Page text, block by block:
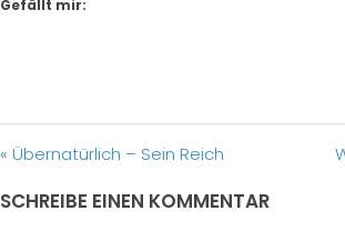
Gefällt mir:
« Übernatürlich – Sein Reich
SCHREIBE EINEN KOMMENTAR